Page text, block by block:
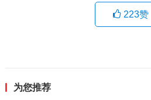
223赞
为您推荐